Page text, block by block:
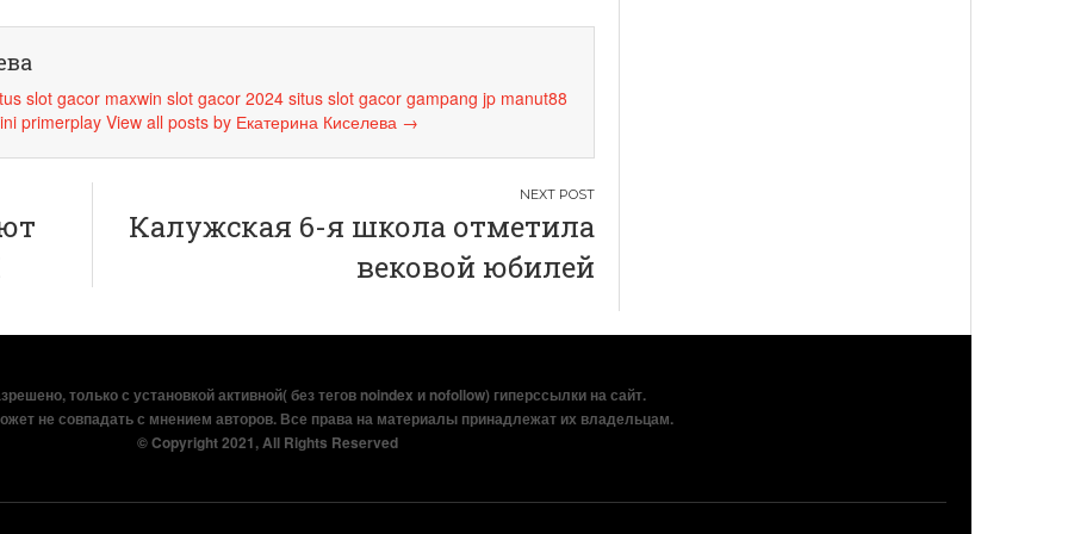
slot gacor maxwin slot gacor 2024 situs slot gacor gampang jp manut88
primerplay View all posts by Екатерина Киселева →
Калужская 6-я школа отметила
вековой юбилей
только с установкой активной( без тегов noindex и nofollow) гиперссылки на сайт.
не совпадать с мнением авторов. Все права на материалы принадлежат их владельцам.
© Copyright 2021, All Rights Reserved